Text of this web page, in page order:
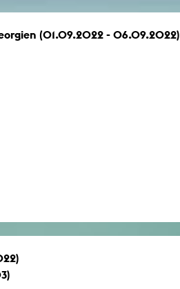
(01.09.2022 - 06.09.2022)